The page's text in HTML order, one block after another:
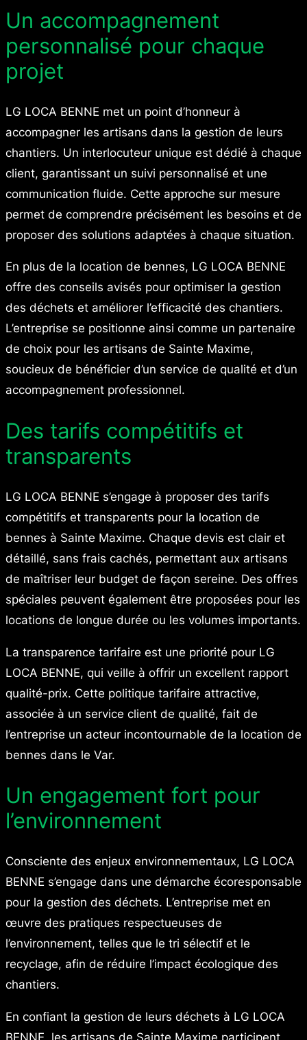
Un accompagnement
personnalisé pour chaque
projet
LG LOCA BENNE met un point d’honneur à
accompagner les artisans dans la gestion de leurs
chantiers. Un interlocuteur unique est dédié à chaque
client, garantissant un suivi personnalisé et une
communication fluide. Cette approche sur mesure
permet de comprendre précisément les besoins et de
proposer des solutions adaptées à chaque situation.
En plus de la location de bennes, LG LOCA BENNE
offre des conseils avisés pour optimiser la gestion
des déchets et améliorer l’efficacité des chantiers.
L’entreprise se positionne ainsi comme un partenaire
de choix pour les artisans de Sainte Maxime,
soucieux de bénéficier d’un service de qualité et d’un
accompagnement professionnel.
Des tarifs compétitifs et
transparents
LG LOCA BENNE s’engage à proposer des tarifs
compétitifs et transparents pour la location de
bennes à Sainte Maxime. Chaque devis est clair et
détaillé, sans frais cachés, permettant aux artisans
de maîtriser leur budget de façon sereine. Des offres
spéciales peuvent également être proposées pour les
locations de longue durée ou les volumes importants.
La transparence tarifaire est une priorité pour LG
LOCA BENNE, qui veille à offrir un excellent rapport
qualité-prix. Cette politique tarifaire attractive,
associée à un service client de qualité, fait de
l’entreprise un acteur incontournable de la location de
bennes dans le Var.
Un engagement fort pour
l’environnement
Consciente des enjeux environnementaux, LG LOCA
BENNE s’engage dans une démarche écoresponsable
pour la gestion des déchets. L’entreprise met en
œuvre des pratiques respectueuses de
l’environnement, telles que le tri sélectif et le
recyclage, afin de réduire l’impact écologique des
chantiers.
En confiant la gestion de leurs déchets à LG LOCA
BENNE, les artisans de Sainte Maxime participent